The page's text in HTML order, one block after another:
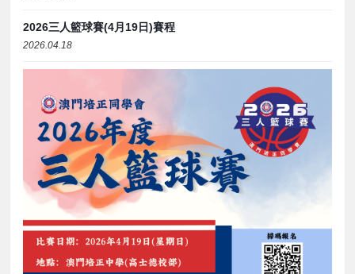
2026三人籃球賽(4月19日)賽程
2026.04.18